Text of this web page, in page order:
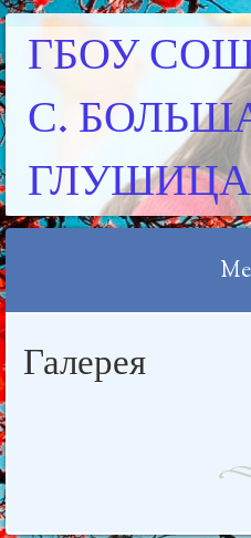
ГБОУ
С.
ГЛУШИЦА
Галерея